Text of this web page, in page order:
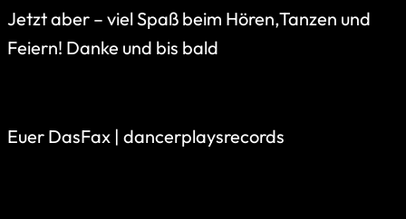
Jetzt aber – viel Spaß beim Hören,Tanzen und
Feiern! Danke und bis bald
Euer DasFax | dancerplaysrecords